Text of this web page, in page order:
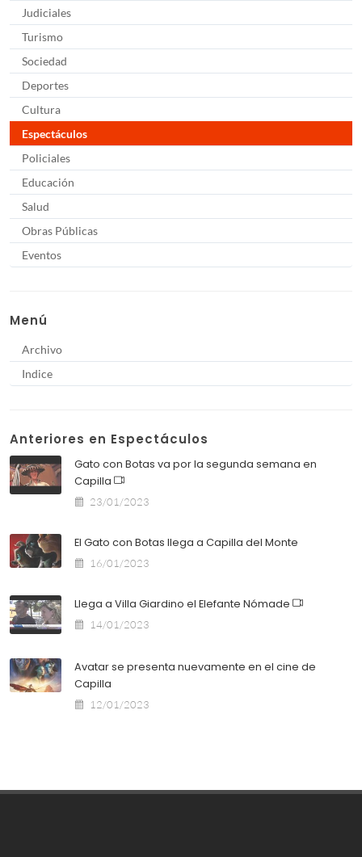
Judiciales
Turismo
Sociedad
Deportes
Cultura
Espectáculos
Policiales
Educación
Salud
Obras Públicas
Eventos
Menú
Archivo
Indice
Anteriores en Espectáculos
Gato con Botas va por la segunda semana en
Capilla
23/01/2023
El Gato con Botas llega a Capilla del Monte
16/01/2023
Llega a Villa Giardino el Elefante Nómade
14/01/2023
Avatar se presenta nuevamente en el cine de
Capilla
12/01/2023